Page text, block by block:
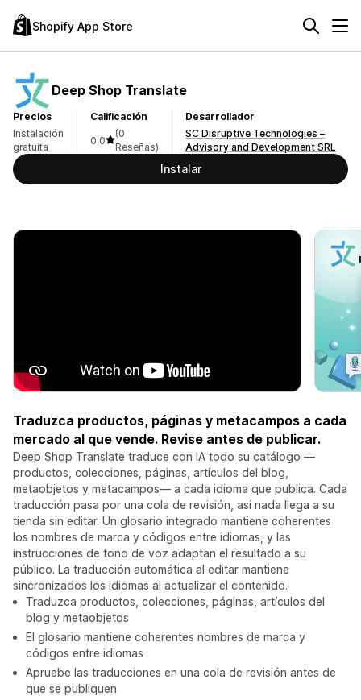
Shopify App Store
Deep Shop Translate
Precios
Instalación
gratuita
Calificación
0,0
(0
Reseñas)
Desarrollador
SC Disruptive Technologies –
Advisory and Development SRL
Instalar
Traduzca productos, páginas y metacampos a cada
mercado al que vende. Revise antes de publicar.
Deep Shop Translate traduce con IA todo su catálogo —
productos, colecciones, páginas, artículos del blog,
metaobjetos y metacampos— a cada idioma que publica. Cada
traducción pasa por una cola de revisión, así nada llega a su
tienda sin editar. Un glosario integrado mantiene coherentes
los nombres de marca y códigos entre idiomas, y las
instrucciones de tono de voz adaptan el resultado a su
público. La traducción automática al editar mantiene
sincronizados los idiomas al actualizar el contenido.
Traduzca productos, colecciones, páginas, artículos del
blog y metaobjetos
El glosario mantiene coherentes nombres de marca y
códigos entre idiomas
Apruebe las traducciones en una cola de revisión antes de
que se publiquen